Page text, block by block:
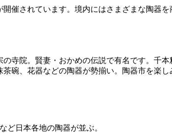
催されています。境内にはさまざまな陶器
寺院。賢妻・おかめの伝説で有名です。千
碗、花器などの陶器が勢揃い。陶器市を楽し
ど日本各地の陶器が並ぶ。